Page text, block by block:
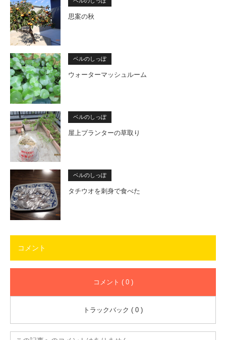
思案の秋
ベルのしっぽ
ウォーターマッシュルーム
ベルのしっぽ
屋上プランターの草取り
ベルのしっぽ
タチウオを刺身で食べた
コメント
コメント ( 0 )
トラックバック ( 0 )